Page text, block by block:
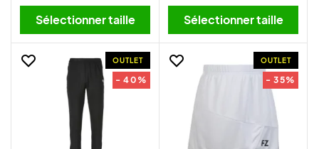
Sélectionner taille Sélectionner taille
OUTLET
- 40%
OUTLET
- 35%